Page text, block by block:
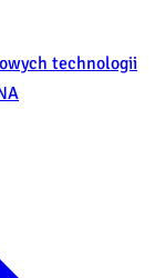
technologii